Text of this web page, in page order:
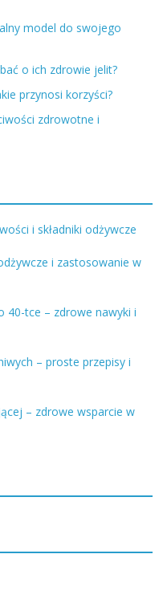
model do swojego
o ich zdrowie jelit?
przynosi korzyści?
zdrowotne i
i składniki odżywcze
i zastosowanie w
40-tce – zdrowe nawyki i
– proste przepisy i
– zdrowe wsparcie w